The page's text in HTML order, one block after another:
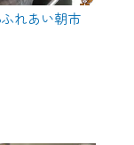
れあい朝市
もないメ
。